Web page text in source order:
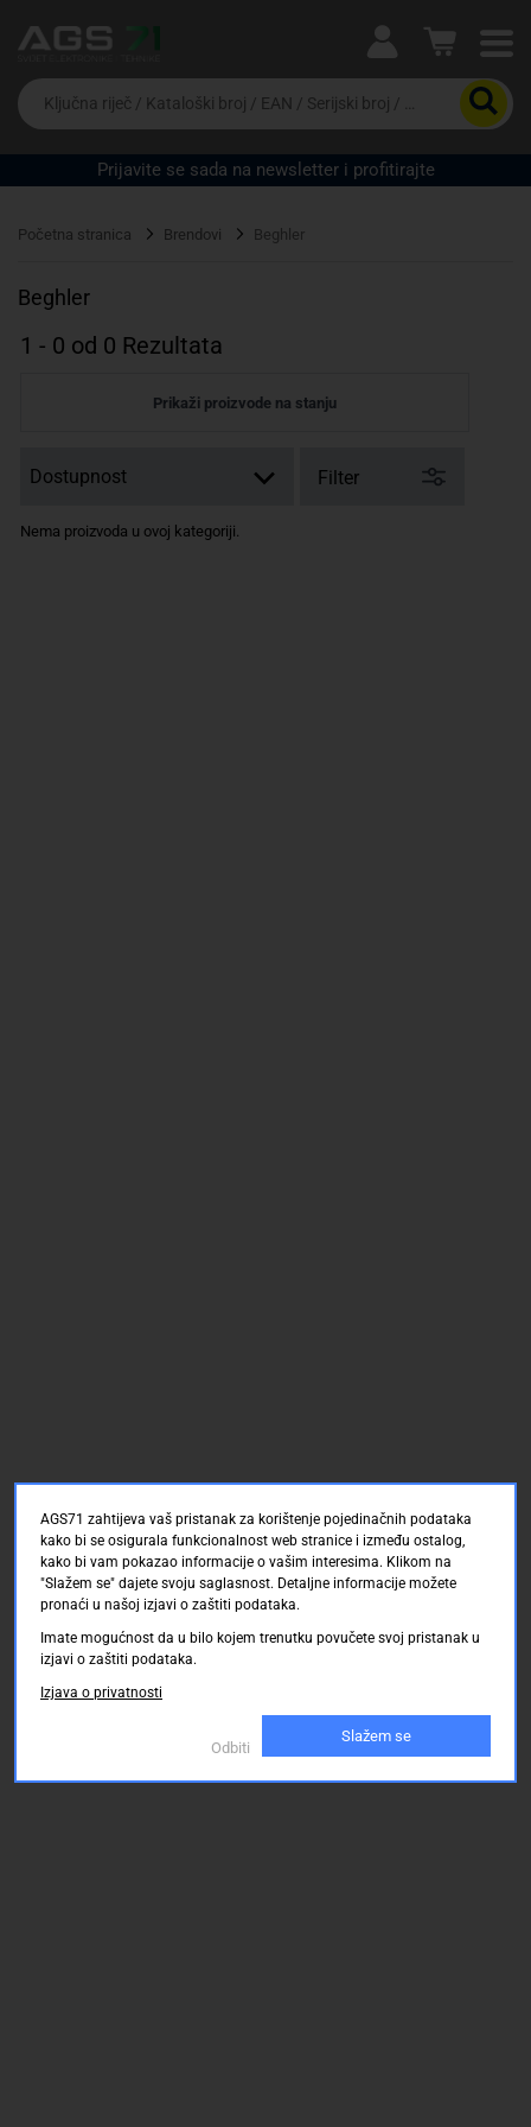
Ova postavka prilagođava asortiman proizvoda i
cijene vašim potrebama.
Da
biste
potražili
proizvod,
unesite
riječ,
EAN
serijski
Prijavite se sada na newsletter i profitirajte
Početna stranica Brendovi Beghler
Beghler
1 - 0 od 0 Rezultata
Prikaži proizvode na stanju
Filter
Nema proizvoda u ovoj kategoriji.
AGS71 zahtijeva vaš pristanak za korištenje pojedinačnih podataka
kako bi se osigurala funkcionalnost web stranice i između ostalog,
kako bi vam pokazao informacije o vašim interesima. Klikom na
"Slažem se" dajete svoju saglasnost. Detaljne informacije možete
pronaći u našoj izjavi o zaštiti podataka.
Imate mogućnost da u bilo kojem trenutku povučete svoj pristanak u
izjavi o zaštiti podataka.
Izjava o privatnosti
Odbiti
Slažem se